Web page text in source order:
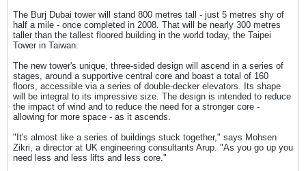
The Burj Dubai tower will stand 800 metres tall - just 5 metres shy of
half a mile - once completed in 2008. That will be nearly 300 metres
taller than the tallest floored building in the world today, the Taipei
Tower in Taiwan.
The new tower's unique, three-sided design will ascend in a series of
stages, around a supportive central core and boast a total of 160
floors, accessible via a series of double-decker elevators. Its shape
will be integral to its impressive size. The design is intended to reduce
the impact of wind and to reduce the need for a stronger core -
allowing for more space - as it ascends.
"It's almost like a series of buildings stuck together," says Mohsen
Zikri, a director at UK engineering consultants Arup. "As you go up you
need less and less lifts and less core."